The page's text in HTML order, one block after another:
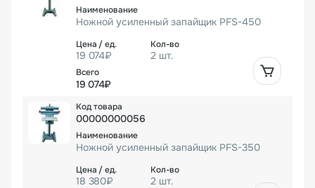
Ножной усиленный запайщик PFS-450
19 074₽ 2 шт.
19 074₽
00000000056
Ножной усиленный запайщик PFS-350
18 380₽ 2 шт.